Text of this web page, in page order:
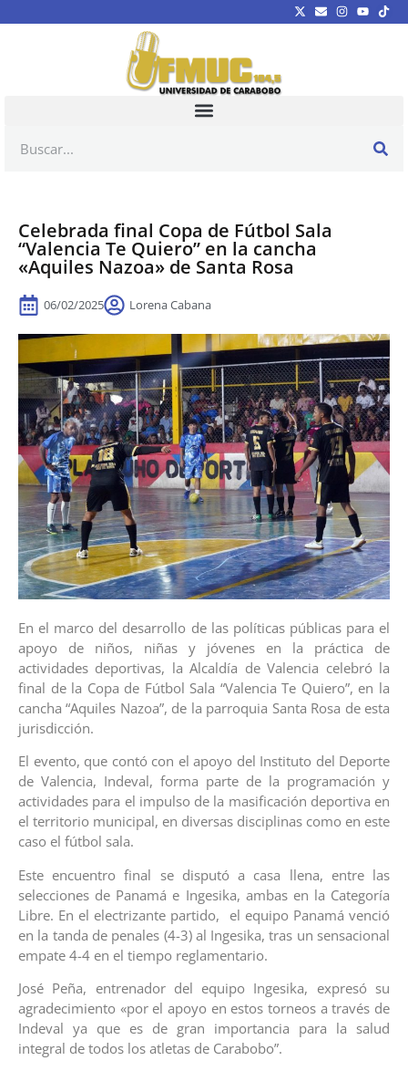
Celebrada final Copa de Fútbol Sala
“Valencia Te Quiero” en la cancha
«Aquiles Nazoa» de Santa Rosa
06/02/2025 Lorena Cabana
En el marco del desarrollo de las políticas públicas para el
apoyo de niños, niñas y jóvenes en la práctica de
actividades deportivas, la Alcaldía de Valencia celebró la
final de la Copa de Fútbol Sala “Valencia Te Quiero”, en la
cancha “Aquiles Nazoa”, de la parroquia Santa Rosa de esta
jurisdicción.
El evento, que contó con el apoyo del Instituto del Deporte
de Valencia, Indeval, forma parte de la programación y
actividades para el impulso de la masificación deportiva en
el territorio municipal, en diversas disciplinas como en este
caso el fútbol sala.
Este encuentro final se disputó a casa llena, entre las
selecciones de Panamá e Ingesika, ambas en la Categoría
Libre. En el electrizante partido, el equipo Panamá venció
en la tanda de penales (4-3) al Ingesika, tras un sensacional
empate 4-4 en el tiempo reglamentario.
José Peña, entrenador del equipo Ingesika, expresó su
agradecimiento «por el apoyo en estos torneos a través de
Indeval ya que es de gran importancia para la salud
integral de todos los atletas de Carabobo”.